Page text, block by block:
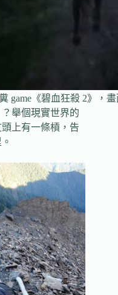
game《碧血狂殺 2》
舉個現實世界的
上有一條槓，告